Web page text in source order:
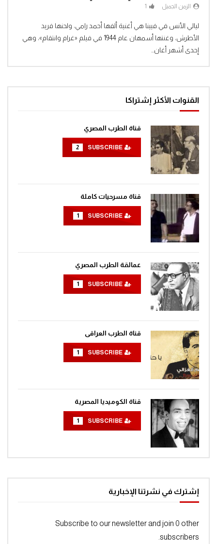
الزمن الجميل 1
ليالي الأنس في فيينا هي أغنية ألفها أحمد رامي، ولحنها فريد
الأطرش، وغنتها أسمهان عام 1944 في فيلم «غرام وانتقام»، وهي
إحدى أشهر أغان...
القنوات الأكثر إشتراكا
قناة الطرب المصري
2
قناة مسرحيات كاملة
1
عمالقة الطرب المصري
1
قناة الطرب العراقى
1
قناة الكوميديا المصرية
1
إشترك في نشرتنا الإخبارية
Subscribe to our newsletter and join 0 other
subscribers.